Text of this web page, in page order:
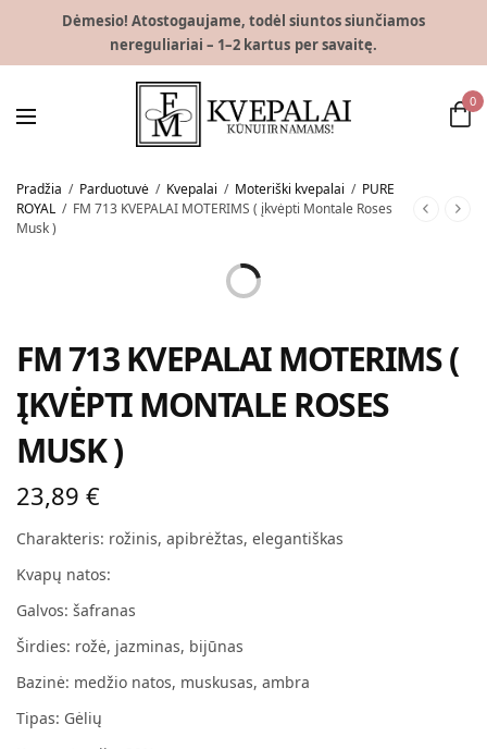
Dėmesio! Atostogaujame, todėl siuntos siunčiamos
nereguliariai – 1–2 kartus per savaitę.
0
Pradžia / Parduotuvė / Kvepalai / Moteriški kvepalai / PURE
ROYAL / FM 713 KVEPALAI MOTERIMS ( įkvėpti Montale Roses
Musk )
FM 713 KVEPALAI MOTERIMS (
ĮKVĖPTI MONTALE ROSES
MUSK )
23,89€
Charakteris: rožinis, apibrėžtas, elegantiškas
Kvapų natos:
Galvos: šafranas
Širdies: rožė, jazminas, bijūnas
Bazinė: medžio natos, muskusas, ambra
Tipas: Gėlių